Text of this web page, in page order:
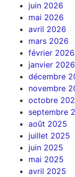
juin 2026
mai 2026
avril 2026
mars 2026
février 2026
janvier 2026
décembre
novembre
octobre
septembre
août 2025
juillet 2025
juin 2025
mai 2025
avril 2025